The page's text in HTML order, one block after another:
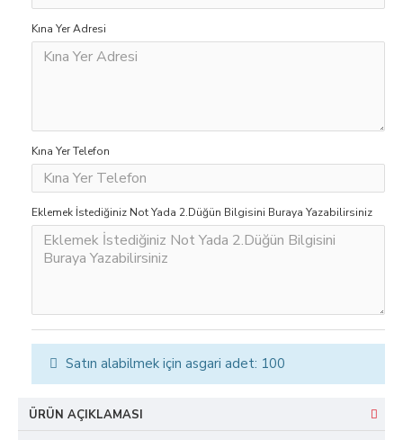
Kına Yer Adresi
Kına Yer Telefon
Eklemek İstediğiniz Not Yada 2.Düğün Bilgisini Buraya Yazabilirsiniz
Satın alabilmek için asgari adet: 100
ÜRÜN AÇIKLAMASI